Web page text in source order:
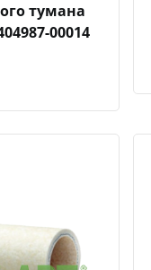
тумана
00014